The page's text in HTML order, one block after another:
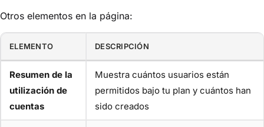
Otros elementos en la página:
ELEMENTO DESCRIPCIÓN
Resumen de la
utilización de
cuentas
Muestra cuántos usuarios están
permitidos bajo tu plan y cuántos han
sido creados